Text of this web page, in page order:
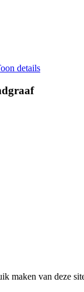
details
maken van deze